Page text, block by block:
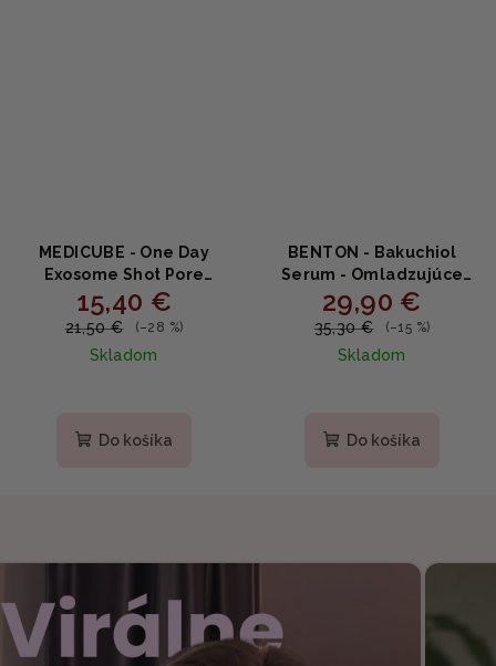
MEDICUBE - One Day
Exosome Shot Pore
Ampoule 25000 -
Sťahujúce ampulové
sérum s exozómami a
niacínamidom 13ml
15,40 €
21,50 € (–28 %)
Skladom
Do košíka
BENTON - Bakuchiol
Serum - Omladzujúce
sérum s bakuchiolom
35ml
29,90 €
35,30 € (–15 %)
Skladom
Do košíka